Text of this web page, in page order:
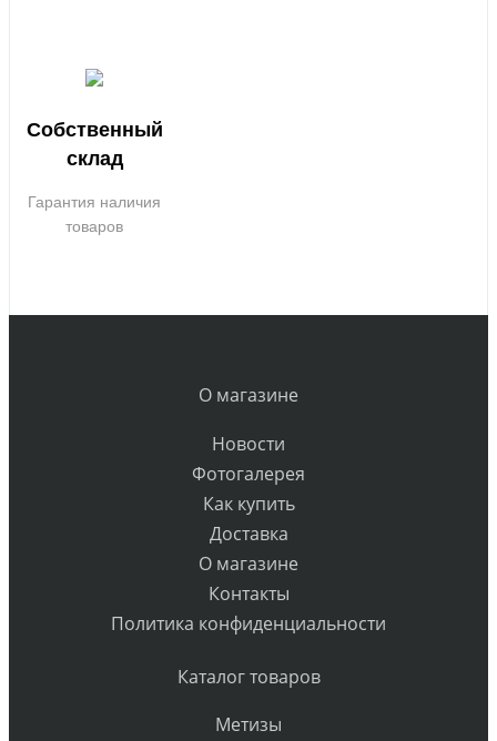
Собственный
склад
Гарантия наличия
товаров
О магазине
Новости
Фотогалерея
Как купить
Доставка
О магазине
Контакты
Политика конфиденциальности
Каталог товаров
Метизы